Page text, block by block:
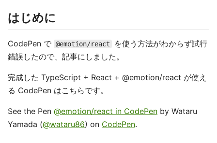
はじめに
CodePen で @emotion/react
を使う方法がわからず試行
錯誤したので、記事にしました。
完成した TypeScript + React + @emotion/react が使え
る CodePen はこちらです。
See the Pen @emotion/react in CodePen by Wataru
Yamada (@wataru86) on CodePen.